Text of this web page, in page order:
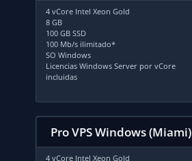
4 vCore Intel Xeon Gold
8 GB
100 GB SSD
100 Mb/s ilimitado*
SO Windows
Licencias Windows Server por vCore
incluidas
Pro VPS Windows (Miami)
4 vCore Intel Xeon Gold